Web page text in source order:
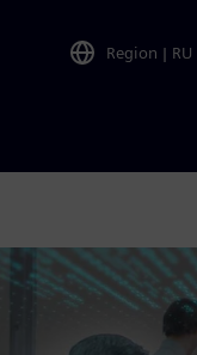
Region | RU